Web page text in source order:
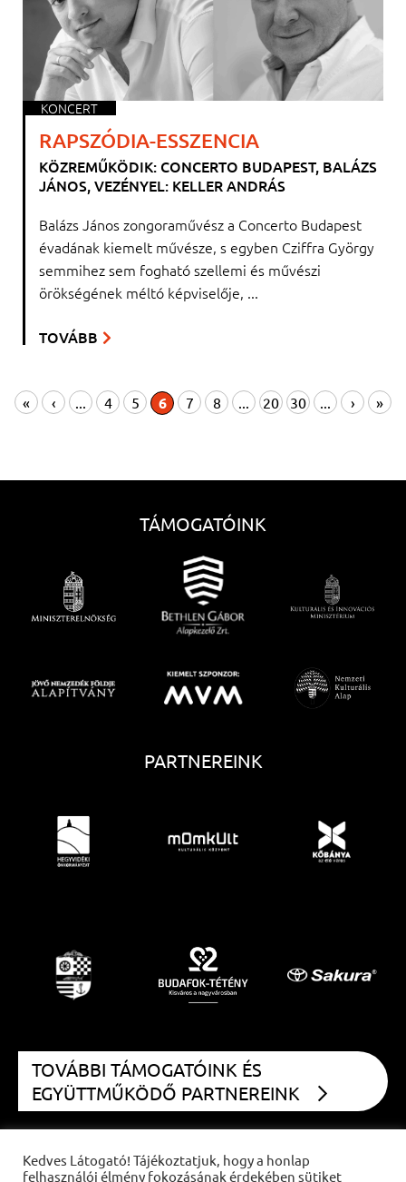
KONCERT
RAPSZÓDIA-ESSZENCIA
KÖZREMŰKÖDIK: CONCERTO BUDAPEST, BALÁZS
JÁNOS, VEZÉNYEL: KELLER ANDRÁS
Balázs János zongoraművész a Concerto Budapest
évadának kiemelt művésze, s egyben Cziffra György
semmihez sem fogható szellemi és művészi
örökségének méltó képviselője, ...
TOVÁBB
« ‹ ... 4 5 6 7 8 ... 20 30 ... › »
TÁMOGATÓINK
PARTNEREINK
TOVÁBBI TÁMOGATÓINK ÉS
EGYÜTTMŰKÖDŐ PARTNEREINK
COPYRIGHT CZIFFRA FESZTIVÁL2021 | MINDEN JOG FENNTARTVA
Kedves Látogató! Tájékoztatjuk, hogy a honlap
felhasználói élmény fokozásának érdekében sütiket